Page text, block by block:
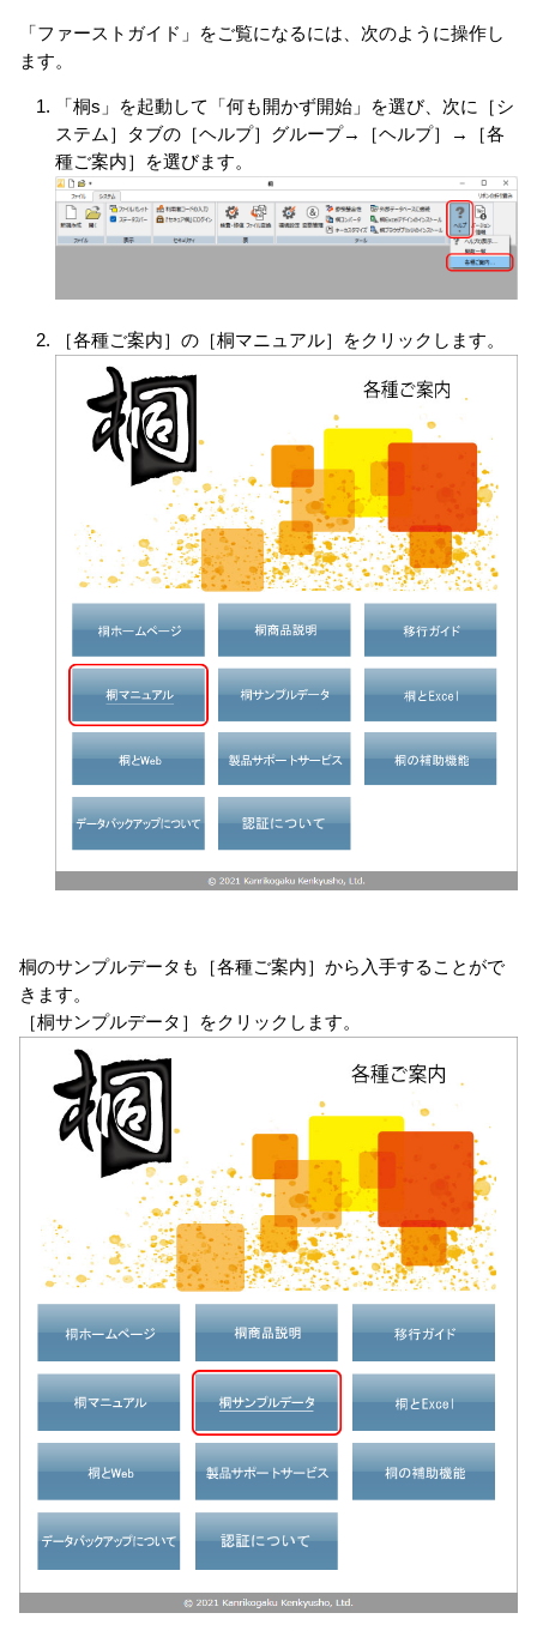
「ファーストガイド」をご覧になるには、次のように操作し
ます。
「桐s」を起動して「何も開かず開始」を選び、次に［シ
ステム］タブの［ヘルプ］グループ→［ヘルプ］→［各
種ご案内］を選びます。
［各種ご案内］の［桐マニュアル］をクリックします。
桐のサンプルデータも［各種ご案内］から入手することがで
きます。
［桐サンプルデータ］をクリックします。